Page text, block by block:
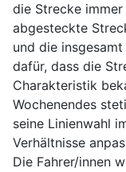
die Strecke
abgesteckte
und die
dafür, dass die
Charakteristik
Wochenendes
seine Linienwahl
Verhältnisse
Die Fahrer/innen